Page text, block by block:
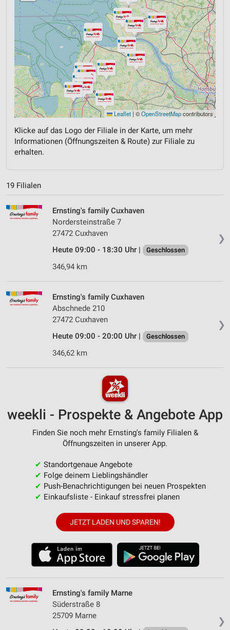
Leaflet | ©OpenStreetMapcontributors
Klicke auf das Logo der Filiale in der Karte, um mehr
Informationen (Öffnungszeiten & Route) zur Filiale zu
erhalten.
19 Filialen
❯
Ernsting's family Cuxhaven
Nordersteinstraße 7
27472 Cuxhaven
Heute 09:00 - 18:30 Uhr |
Geschlossen
346,94 km
❯
Ernsting's family Cuxhaven
Abschnede 210
27472 Cuxhaven
Heute 09:00 - 20:00 Uhr |
Geschlossen
346,62 km
weekli - Prospekte & Angebote App
Finden Sie noch mehr Ernsting's family Filialen &
Öffnungszeiten in unserer App.
✔ Standortgenaue Angebote
✔ Folge deinem Lieblingshändler
✔ Push-Benachrichtigungen bei neuen Prospekten
✔ Einkaufsliste - Einkauf stressfrei planen
JETZT LADEN UND SPAREN!
❯
Ernsting's family Marne
Süderstraße 8
25709 Marne